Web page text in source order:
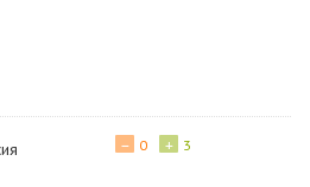
+ 3
− 0